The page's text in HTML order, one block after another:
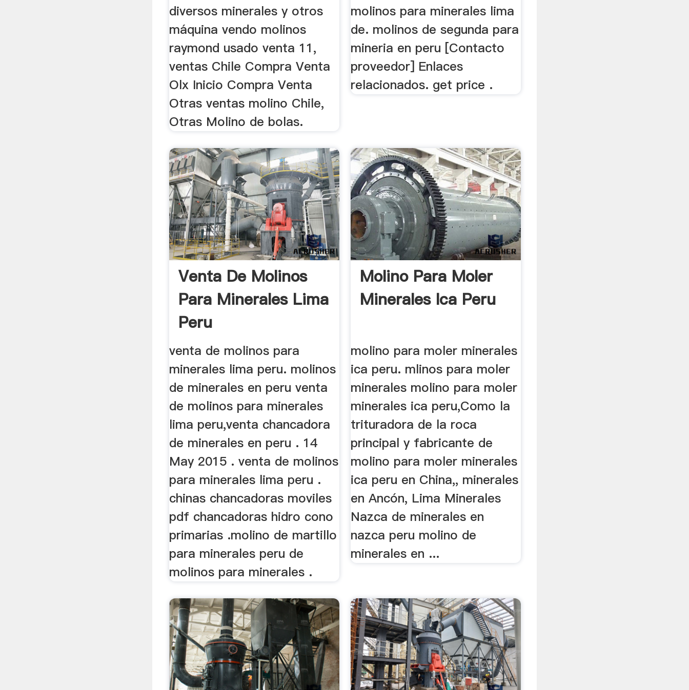
diversos minerales y otros
máquina vendo molinos
raymond usado venta 11,
ventas Chile Compra Venta
Olx Inicio Compra Venta
Otras ventas molino Chile,
Otras Molino de bolas.
molinos para minerales lima
de. molinos de segunda para
mineria en peru [Contacto
proveedor] Enlaces
relacionados. get price .
Venta De Molinos
Para Minerales Lima
Peru
venta de molinos para
minerales lima peru. molinos
de minerales en peru venta
de molinos para minerales
lima peru,venta chancadora
de minerales en peru . 14
May 2015 . venta de molinos
para minerales lima peru .
chinas chancadoras moviles
pdf chancadoras hidro cono
primarias .molino de martillo
para minerales peru de
molinos para minerales .
Molino Para Moler
Minerales Ica Peru
molino para moler minerales
ica peru. mlinos para moler
minerales molino para moler
minerales ica peru,Como la
trituradora de la roca
principal y fabricante de
molino para moler minerales
ica peru en China,, minerales
en Ancón, Lima Minerales
Nazca de minerales en
nazca peru molino de
minerales en ...